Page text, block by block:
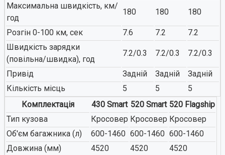
Максимальна швидкість, км/
год
180 180 180
Розгін 0-100 км, сек 7.6 7.2
7.2
Швидкість зарядки
(повільна/швидка), год
7.2/0.3 7.2/0.3 7.2/0.3
Привід Задній Задній
Задній
Кількість місць
5 5
5
Комплектація
430 Smart 520 Smart 520 Flagship
Тип кузова
Кросовер Кросовер Кросовер
Об'єм багажника (л)
600-1460 600-1460 600-1460
Довжина (мм)
4520 4520
4520